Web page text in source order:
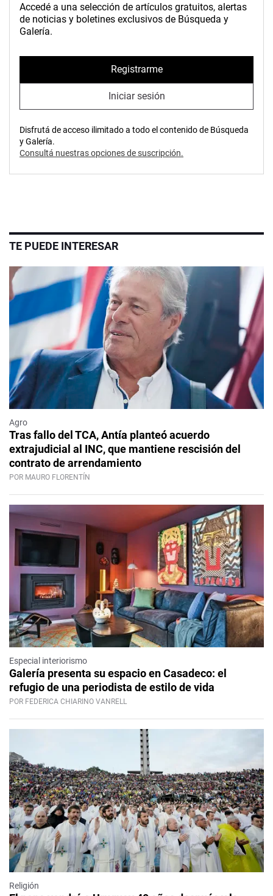
Accedé a una selección de artículos gratuitos, alertas
de noticias y boletines exclusivos de Búsqueda y
Galería.
Registrarme
Iniciar sesión
Disfrutá de acceso ilimitado a todo el contenido de Búsqueda
y Galería.
Consultá nuestras opciones de suscripción.
TE PUEDE INTERESAR
Agro
Tras fallo del TCA, Antía planteó acuerdo
extrajudicial al INC, que mantiene rescisión del
contrato de arrendamiento
POR MAURO FLORENTÍN
Especial interiorismo
Galería presenta su espacio en Casadeco: el
refugio de una periodista de estilo de vida
POR FEDERICA CHIARINO VANRELL
Religión